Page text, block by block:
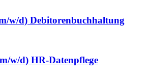
w/d) Debitorenbuchhaltung
w/d) HR-Datenpflege